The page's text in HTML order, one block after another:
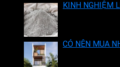
KINH NGHIỆM
CÓ NÊN MUA